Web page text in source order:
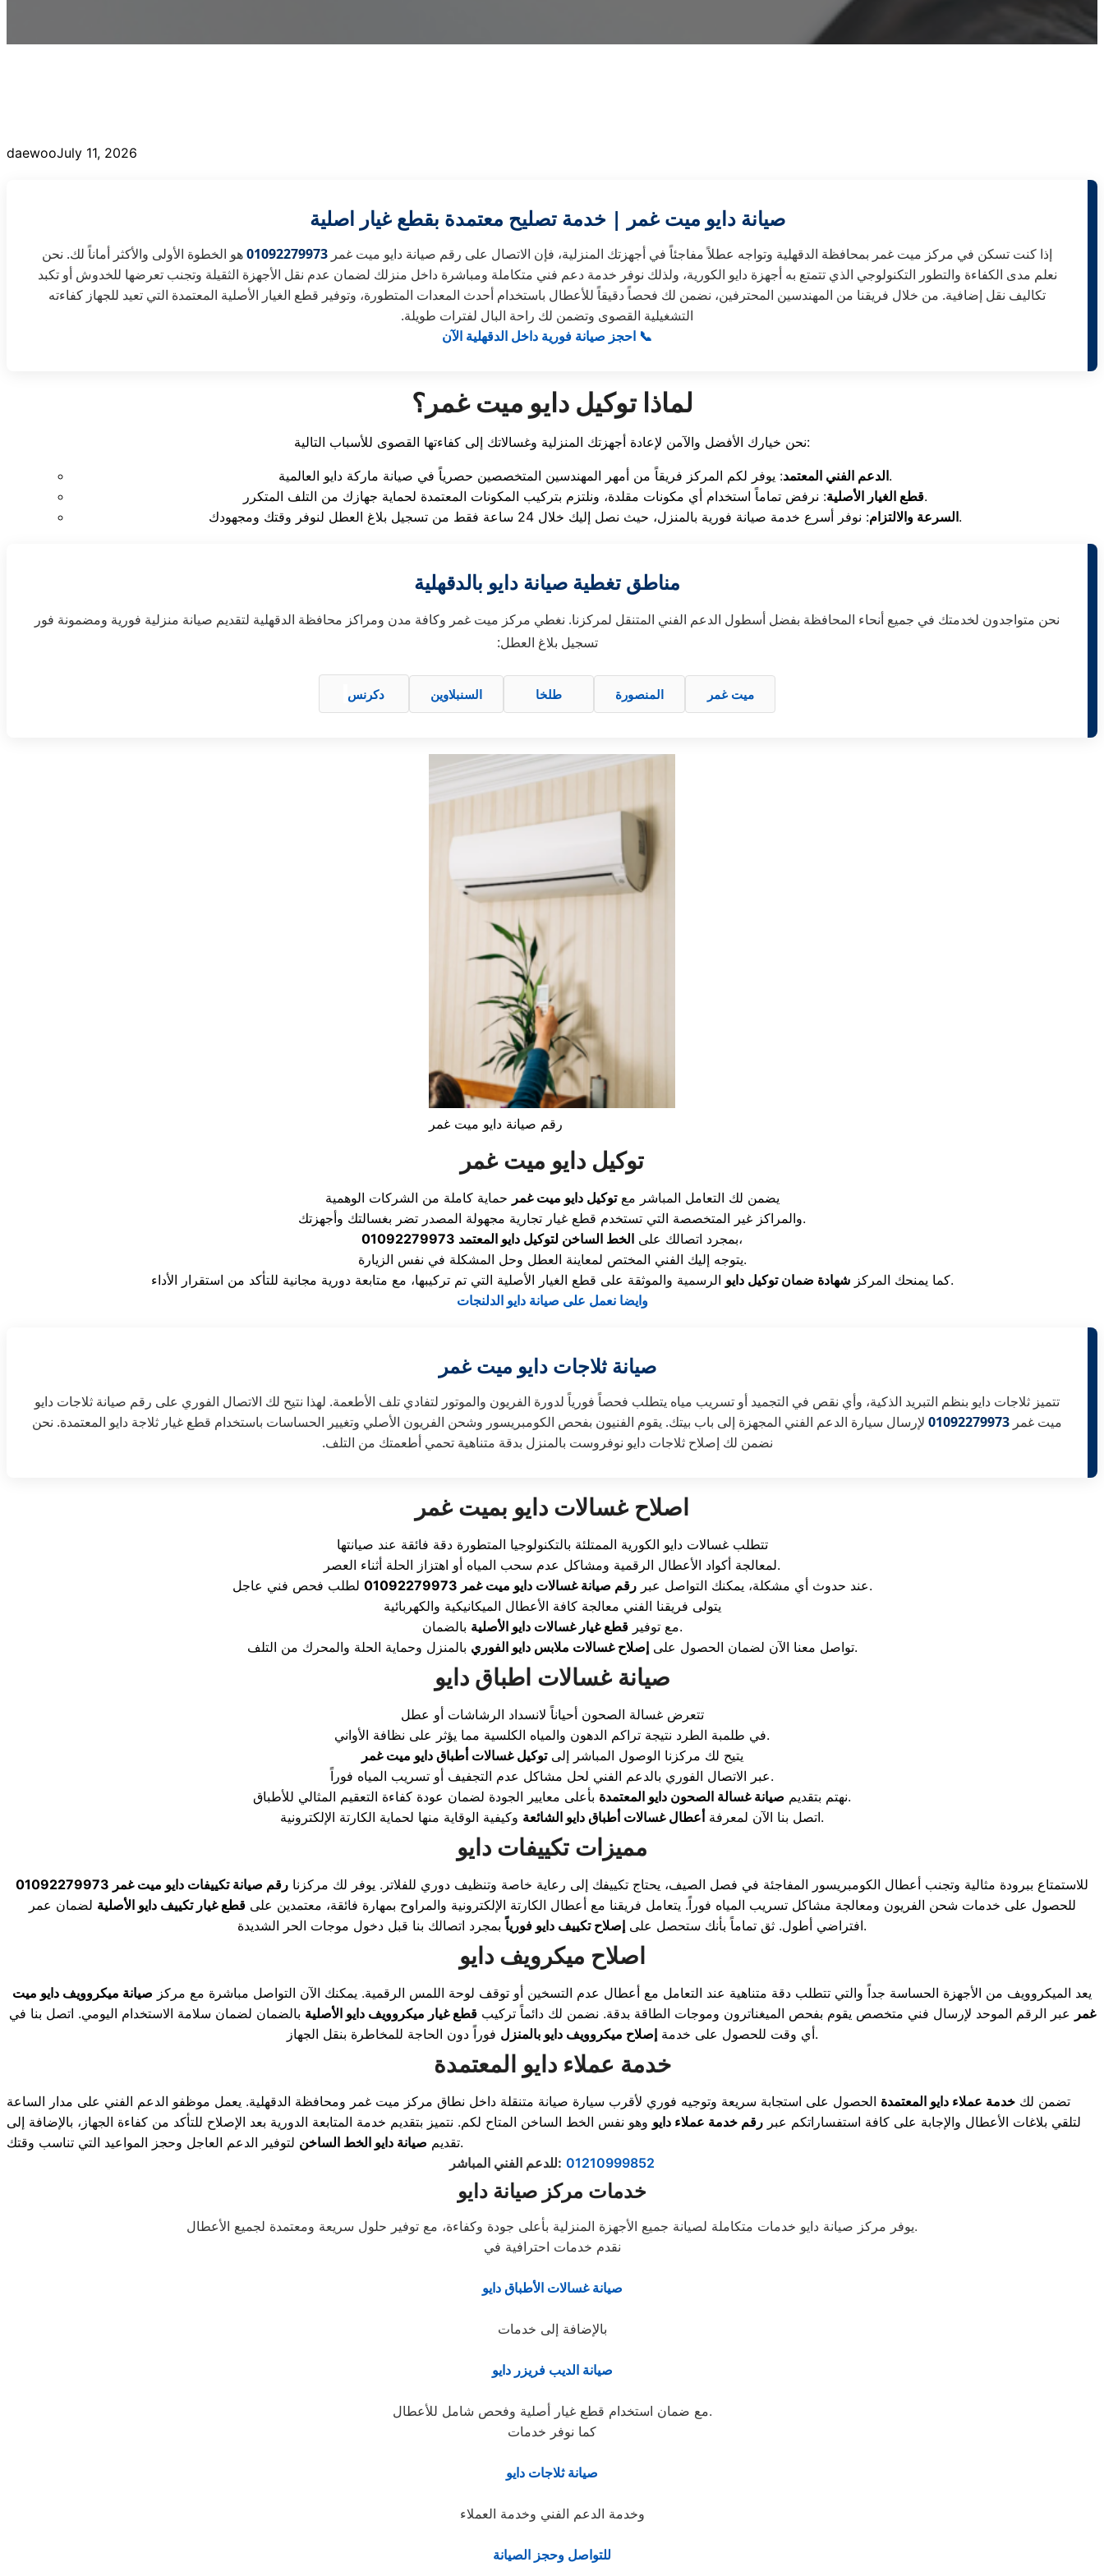
daewooJuly 11, 2026
صيانة دايو ميت غمر | خدمة تصليح معتمدة بقطع غيار اصلية
إذا كنت تسكن في مركز ميت غمر بمحافظة الدقهلية وتواجه عطلاً مفاجئاً في أجهزتك المنزلية، فإن الاتصال على رقم صيانة دايو ميت غمر 01092279973هو الخطوة الأولى والأكثر أماناً لك. نحن
نعلم مدى الكفاءة والتطور التكنولوجي الذي تتمتع به أجهزة دايو الكورية، ولذلك نوفر خدمة دعم فني متكاملة ومباشرة داخل منزلك لضمان عدم نقل الأجهزة الثقيلة وتجنب تعرضها للخدوش أو تكبد
تكاليف نقل إضافية. من خلال فريقنا من المهندسين المحترفين، نضمن لك فحصاً دقيقاً للأعطال باستخدام أحدث المعدات المتطورة، وتوفير قطع الغيار الأصلية المعتمدة التي تعيد للجهاز كفاءته
التشغيلية القصوى وتضمن لك راحة البال لفترات طويلة.
📞 احجز صيانة فورية داخل الدقهلية الآن
لماذا توكيل دايو ميت غمر؟
نحن خيارك الأفضل والآمن لإعادة أجهزتك المنزلية وغسالاتك إلى كفاءتها القصوى للأسباب التالية:
الدعم الفني المعتمد: يوفر لكم المركز فريقاً من أمهر المهندسين المتخصصين حصرياً في صيانة ماركة دايو العالمية.
قطع الغيار الأصلية: نرفض تماماً استخدام أي مكونات مقلدة، ونلتزم بتركيب المكونات المعتمدة لحماية جهازك من التلف المتكرر.
السرعة والالتزام: نوفر أسرع خدمة صيانة فورية بالمنزل، حيث نصل إليك خلال 24 ساعة فقط من تسجيل بلاغ العطل لنوفر وقتك ومجهودك.
مناطق تغطية صيانة دايو بالدقهلية
نحن متواجدون لخدمتك في جميع أنحاء المحافظة بفضل أسطول الدعم الفني المتنقل لمركزنا. نغطي مركز ميت غمر وكافة مدن ومراكز محافظة الدقهلية لتقديم صيانة منزلية فورية ومضمونة فور
تسجيل بلاغ العطل:
ميت غمر المنصورة طلخا السنبلاوين دكرنس
رقم صيانة دايو ميت غمر
توكيل دايو ميت غمر
يضمن لك التعامل المباشر معتوكيل دايو ميت غمر حماية كاملة من الشركات الوهمية
والمراكز غير المتخصصة التي تستخدم قطع غيار تجارية مجهولة المصدر تضر بغسالتك وأجهزتك.
بمجرد اتصالك على الخط الساخن لتوكيل دايو المعتمد 01092279973
،
يتوجه إليك الفني المختص لمعاينة العطل وحل المشكلة في نفس الزيارة.
كما يمنحك المركزشهادة ضمان توكيل دايو
الرسمية والموثقة على قطع الغيار الأصلية التي تم تركيبها، مع متابعة دورية مجانية للتأكد من استقرار الأداء.
وايضا نعمل على صيانة دايو الدلنجات
صيانة ثلاجات دايو ميت غمر
تتميز ثلاجات دايو بنظم التبريد الذكية، وأي نقص في التجميد أو تسريب مياه يتطلب فحصاً فورياً لدورة الفريون والموتور لتفادي تلف الأطعمة. لهذا نتيح لك الاتصال الفوري على رقم صيانة ثلاجات دايو
ميت غمر 01092279973 لإرسال سيارة الدعم الفني المجهزة إلى باب بيتك. يقوم الفنيون بفحص الكومبريسور وشحن الفريون الأصلي وتغيير الحساسات باستخدام قطع غيار ثلاجة دايو المعتمدة. نحن
نضمن لك إصلاح ثلاجات دايو نوفروست بالمنزل بدقة متناهية تحمي أطعمتك من التلف.
اصلاح غسالات دايو بميت غمر
تتطلب غسالات دايو الكورية الممتلئة بالتكنولوجيا المتطورة دقة فائقة عند صيانتها
لمعالجة أكواد الأعطال الرقمية ومشاكل عدم سحب المياه أو اهتزاز الحلة أثناء العصر.
عند حدوث أي مشكلة، يمكنك التواصل عبررقم صيانة غسالات دايو ميت غمر 01092279973
لطلب فحص فني عاجل.
يتولى فريقنا الفني معالجة كافة الأعطال الميكانيكية والكهربائية
مع توفيرقطع غيار غسالات دايو الأصلية
بالضمان.
تواصل معنا الآن لضمان الحصول علىإصلاح غسالات ملابس دايو الفوري بالمنزل وحماية الحلة والمحرك من التلف.
صيانة غسالات اطباق دايو
تتعرض غسالة الصحون أحياناً لانسداد الرشاشات أو عطل
في طلمبة الطرد نتيجة تراكم الدهون والمياه الكلسية مما يؤثر على نظافة الأواني.
يتيح لك مركزنا الوصول المباشر إلىتوكيل غسالات أطباق دايو ميت غمر
عبر الاتصال الفوري بالدعم الفني لحل مشاكل عدم التجفيف أو تسريب المياه فوراً.
نهتم بتقديم صيانة غسالة الصحون دايو المعتمدة
بأعلى معايير الجودة لضمان عودة كفاءة التعقيم المثالي للأطباق.
اتصل بنا الآن لمعرفةأعطال غسالات أطباق دايو الشائعة وكيفية الوقاية منها لحماية الكارتة الإلكترونية.
مميزات تكييفات دايو
للاستمتاع ببرودة مثالية وتجنب أعطال الكومبريسور المفاجئة في فصل الصيف، يحتاج تكييفك إلى رعاية خاصة وتنظيف دوري للفلاتر. يوفر لك مركزنا رقم صيانة تكييفات دايو ميت غمر 01092279973
للحصول على خدمات شحن الفريون ومعالجة مشاكل تسريب المياه فوراً. يتعامل فريقنا مع أعطال الكارتة الإلكترونية والمراوح بمهارة فائقة، معتمدين علىقطع غيار تكييف دايو الأصلية لضمان عمر
افتراضي أطول. ثق تماماً بأنك ستحصل على إصلاح تكييف دايو فورياً بمجرد اتصالك بنا قبل دخول موجات الحر الشديدة.
اصلاح ميكرويف دايو
يعد الميكروويف من الأجهزة الحساسة جداً والتي تتطلب دقة متناهية عند التعامل مع أعطال عدم التسخين أو توقف لوحة اللمس الرقمية. يمكنك الآن التواصل مباشرة مع مركز صيانة ميكروويف دايو ميت
غمر عبر الرقم الموحد لإرسال فني متخصص يقوم بفحص الميغناترون وموجات الطاقة بدقة. نضمن لك دائماً تركيبقطع غيار ميكروويف دايو الأصلية بالضمان لضمان سلامة الاستخدام اليومي. اتصل بنا في
أي وقت للحصول على خدمةإصلاح ميكروويف دايو بالمنزل فوراً دون الحاجة للمخاطرة بنقل الجهاز.
خدمة عملاء دايو المعتمدة
تضمن لك خدمة عملاء دايو المعتمدة الحصول على استجابة سريعة وتوجيه فوري لأقرب سيارة صيانة متنقلة داخل نطاق مركز ميت غمر ومحافظة الدقهلية. يعمل موظفو الدعم الفني على مدار الساعة
لتلقي بلاغات الأعطال والإجابة على كافة استفساراتكم عبر رقم خدمة عملاء دايو وهو نفس الخط الساخن المتاح لكم. نتميز بتقديم خدمة المتابعة الدورية بعد الإصلاح للتأكد من كفاءة الجهاز، بالإضافة إلى
تقديم صيانة دايو الخط الساخن
لتوفير الدعم العاجل وحجز المواعيد التي تناسب وقتك.
للدعم الفني المباشر: 01210999852
خدمات مركز صيانة دايو
يوفر مركز صيانة دايو خدمات متكاملة لصيانة جميع الأجهزة المنزلية بأعلى جودة وكفاءة، مع توفير حلول سريعة ومعتمدة لجميع الأعطال.
نقدم خدمات احترافية في
صيانة غسالات الأطباق دايو
بالإضافة إلى خدمات
صيانة الديب فريزر دايو
مع ضمان استخدام قطع غيار أصلية وفحص شامل للأعطال.
كما نوفر خدمات
صيانة ثلاجات دايو
وخدمة الدعم الفني وخدمة العملاء
للتواصل وحجز الصيانة